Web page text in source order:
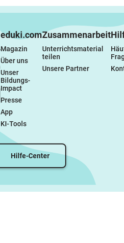
eduki.com
Magazin
Über uns
Unser
Bildungs-
Impact
Presse
App
KI-Tools
Zusammenarbeit
Unterrichtsmaterial
teilen
Unsere Partner
Hilfe-Center